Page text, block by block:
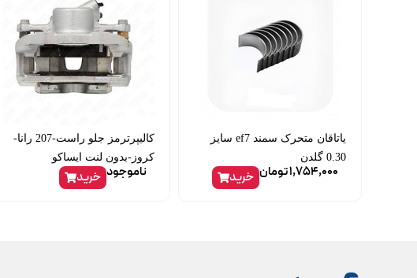
یاتاقان متحرک سمند ef7 سایز
0.30 گلدن
1,754,000تومان خرید
کالیپرترمز جلو راست-207 رانا-
کروز-بدون لنت ایساکو
ناموجود خرید